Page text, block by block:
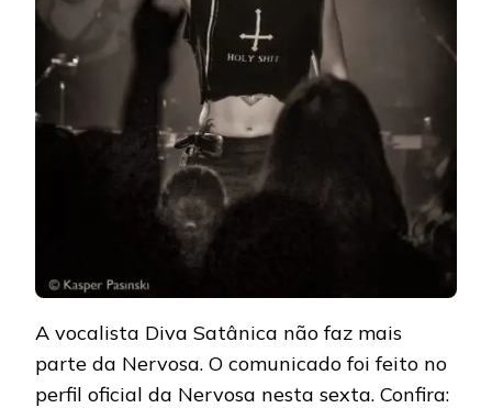
A vocalista Diva Satânica não faz mais
parte da Nervosa. O comunicado foi feito no
perfil oficial da Nervosa nesta sexta. Confira: